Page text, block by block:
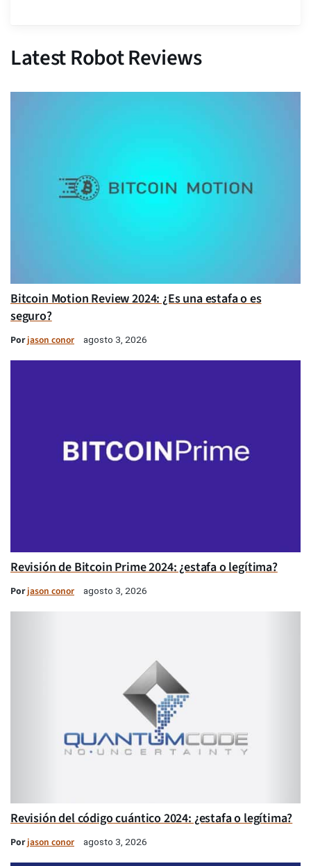
Latest Robot Reviews
Bitcoin Motion Review 2024: ¿Es una estafa o es
seguro?
Porjason conor agosto 3, 2026
Revisión de Bitcoin Prime 2024: ¿estafa o legítima?
Porjason conor agosto 3, 2026
Revisión del código cuántico 2024: ¿estafa o legítima?
Porjason conor agosto 3, 2026